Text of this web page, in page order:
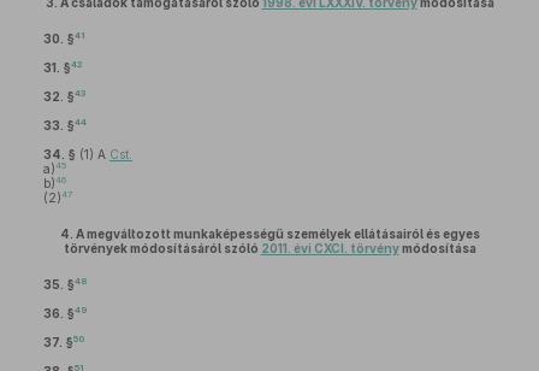
30. §41
31. §42
32. §43
33. §44
34. § (1) A Cst.
a)45
b)46
(2)47
4. A megváltozott munkaképességű személyek ellátásairól és egyes
törvények módosításáról szóló 2011. évi CXCI. törvénymódosítása
35. §48
36. §49
37. §50
51